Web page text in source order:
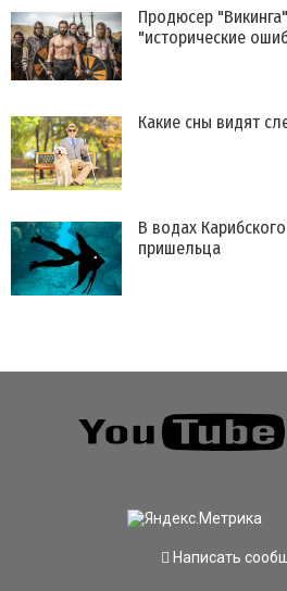
Продюсер
"исторические
Какие сны видят
В водах
пришельца
Написать